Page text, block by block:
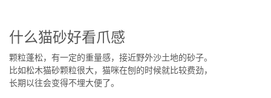
什么猫砂好看爪感
颗粒蓬松，有一定的重量感，接近野外沙土地的砂子。
比如松木猫砂颗粒很大，猫咪在刨的时候就比较费劲，
长期以往会变得不埋大便了。